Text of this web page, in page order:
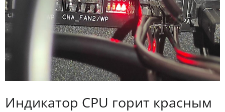
Индикатор CPU горит красным